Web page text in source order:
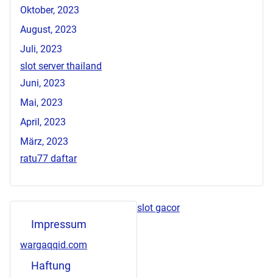
Oktober, 2023
August, 2023
Juli, 2023
slot server thailand
Juni, 2023
Mai, 2023
April, 2023
März, 2023
ratu77 daftar
Impressum
wargaqqid.com
Haftung
slot gacor